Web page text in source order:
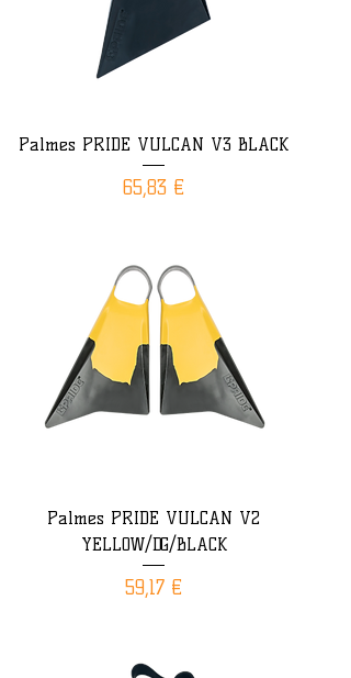
Palmes PRIDE VULCAN V3 BLACK
Prix
65,83 €
Palmes PRIDE VULCAN V2
YELLOW/DG/BLACK
Prix
59,17 €